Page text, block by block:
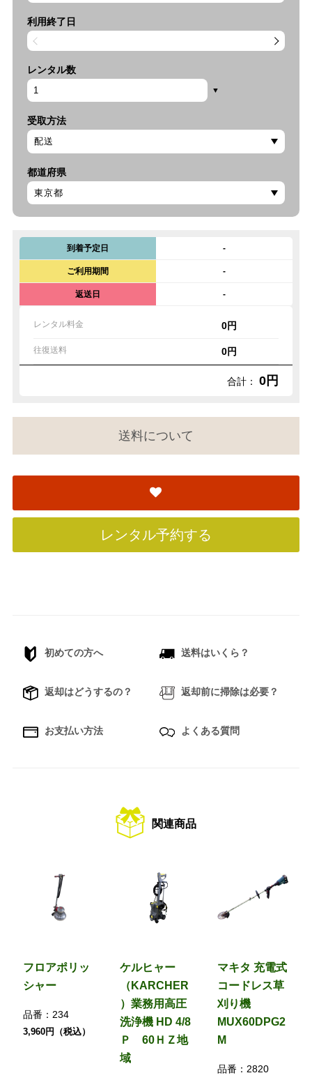
利用終了日
レンタル数
受取方法
都道府県
到着予定日 -
ご利用期間 -
返送日 -
レンタル料金 0円
往復送料 0円
合計： 0円
送料について
レンタル予約する
初めての方へ 送料はいくら？
返却はどうするの？ 返却前に掃除は必要？
お支払い方法 よくある質問
関連商品
フロアポリッ
シャー
品番： 234
3,960円（税込）
ケルヒャー
（KARCHER
）業務用高圧
洗浄機 HD 4/8
Ｐ 60ＨＺ地
域
マキタ 充電式
コードレス草
刈り機
MUX60DPG2
M
品番：2820